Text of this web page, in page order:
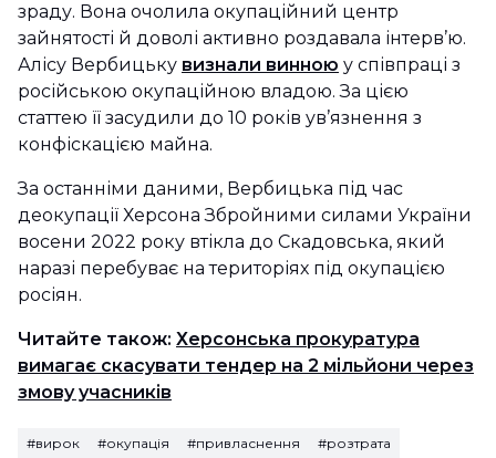
зраду. Вона очолила окупаційний центр
зайнятості й доволі активно роздавала інтерв’ю.
Алісу Вербицьку визнали винною у співпраці з
російською окупаційною владою. За цією
статтею її засудили до 10 років ув’язнення з
конфіскацією майна.
За останніми даними, Вербицька під час
деокупації Херсона Збройними силами України
восени 2022 року втікла до Скадовська, який
наразі перебуває на територіях під окупацією
росіян.
Читайте також: Херсонська прокуратура
вимагає скасувати тендер на 2 мільйони через
змову учасників
#вирок #окупація #привласнення
#розтрата